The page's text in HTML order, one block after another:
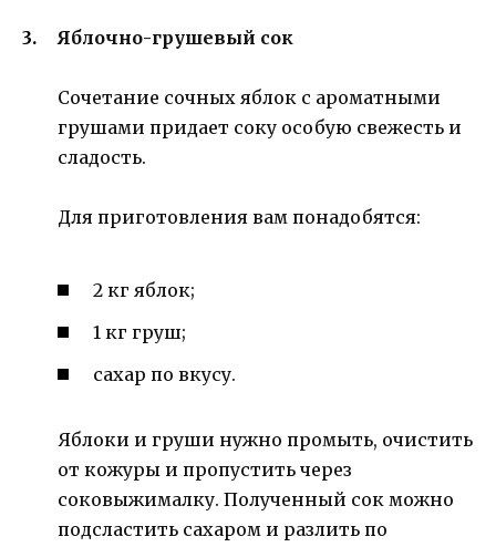
Яблочно-грушевый сок
Сочетание сочных яблок с ароматными
грушами придает соку особую свежесть и
сладость.
Для приготовления вам понадобятся:
2 кг яблок;
1 кг груш;
сахар по вкусу.
Яблоки и груши нужно промыть, очистить
от кожуры и пропустить через
соковыжималку. Полученный сок можно
подсластить сахаром и разлить по